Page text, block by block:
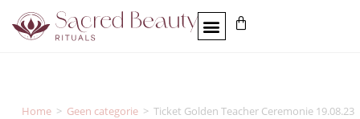
Home > Geen categorie > Ticket Golden Teacher Ceremonie 19.08.23